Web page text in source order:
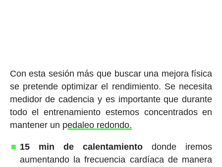
Con esta sesión más que buscar una mejora física
se pretende optimizar el rendimiento. Se necesita
medidor de cadencia y es importante que durante
todo el entrenamiento estemos concentrados en
mantener un pedaleo redondo.
15 min de calentamiento donde iremos
aumentando la frecuencia cardíaca de manera